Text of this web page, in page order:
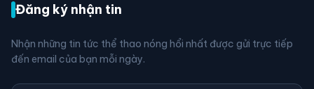
Đăng ký nhận tin
Nhận những tin tức thể thao nóng hổi nhất được gửi trực tiếp
đến email của bạn mỗi ngày.